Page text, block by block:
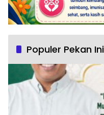
Populer Pekan Ini